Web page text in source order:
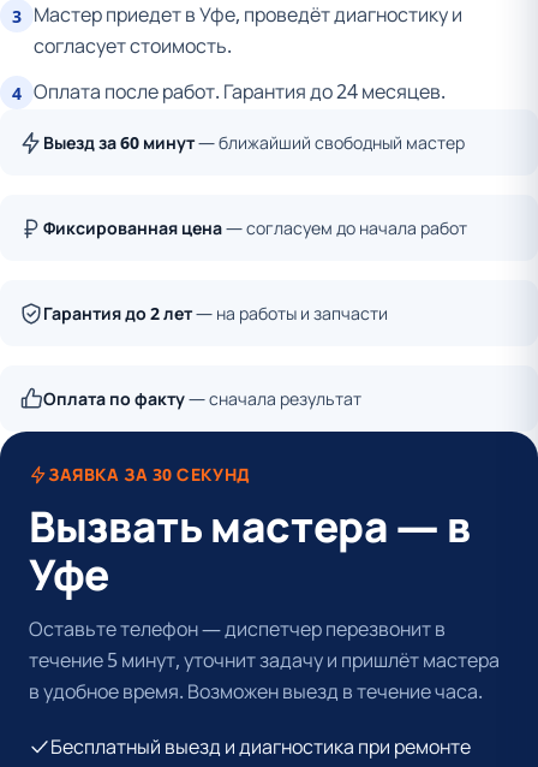
3 Мастер приедет в Уфе, проведёт диагностику и
согласует стоимость.
4 Оплата после работ. Гарантия до 24 месяцев.
Выезд за 60 минут— ближайший свободный мастер
Фиксированная цена— согласуем до начала работ
Гарантия до 2 лет— на работы и запчасти
Оплата по факту— сначала результат
ЗАЯВКА ЗА 30 СЕКУНД
Вызвать мастера — в
Уфе
Оставьте телефон — диспетчер перезвонит в
течение 5 минут, уточнит задачу и пришлёт мастера
в удобное время. Возможен выезд в течение часа.
Бесплатный выезд и диагностика при ремонте